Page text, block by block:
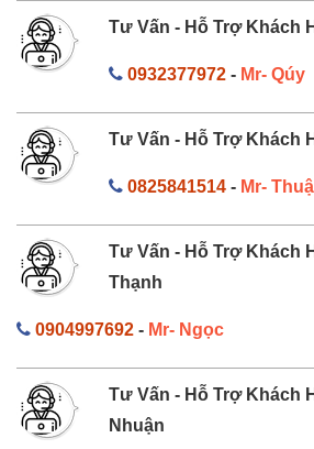
Tư Vấn - Hỗ Trợ Khách
0932377972- Mr- Qúy
Tư Vấn - Hỗ Trợ Khách
0825841514- Mr-
Tư Vấn - Hỗ Trợ Khách
Thạnh
0904997692 - Mr- Ngọc
Tư Vấn - Hỗ Trợ Khách
Nhuận